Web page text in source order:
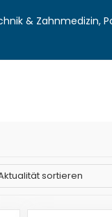
& Zahnmedizin,